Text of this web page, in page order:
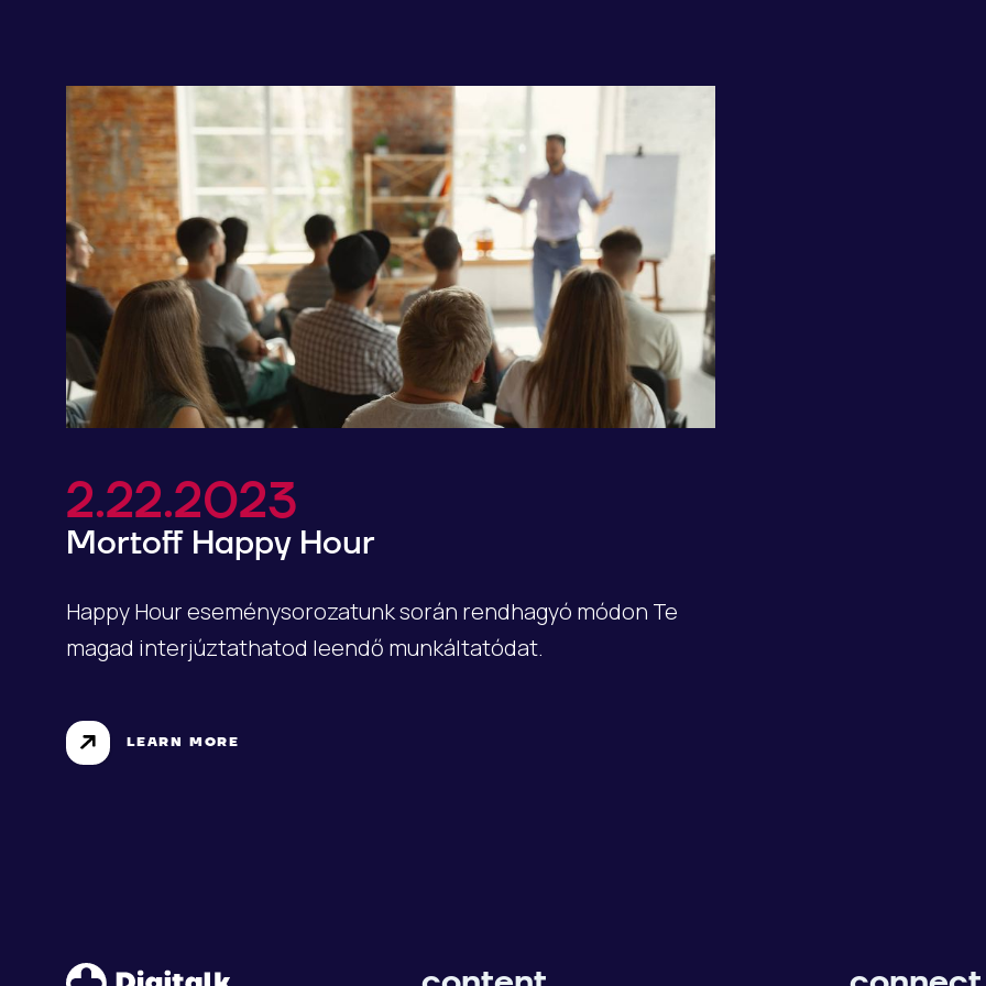
2.22.2023
Mortoff Happy Hour
Happy Hour eseménysorozatunk során rendhagyó módon Te
magad interjúztathatod leendő munkáltatódat.
LEARN MORE